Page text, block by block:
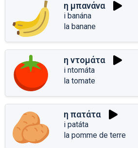
η μπανάνα
i banána
la banane
η ντομάτα
i ntomáta
la tomate
η πατάτα
i patáta
la pomme de terre